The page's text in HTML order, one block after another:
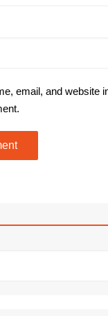
email, and website